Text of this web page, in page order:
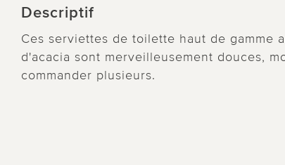
Descriptif
Ces serviettes de toilette haut de gamme
d'acacia sont merveilleusement douces,
commander plusieurs.